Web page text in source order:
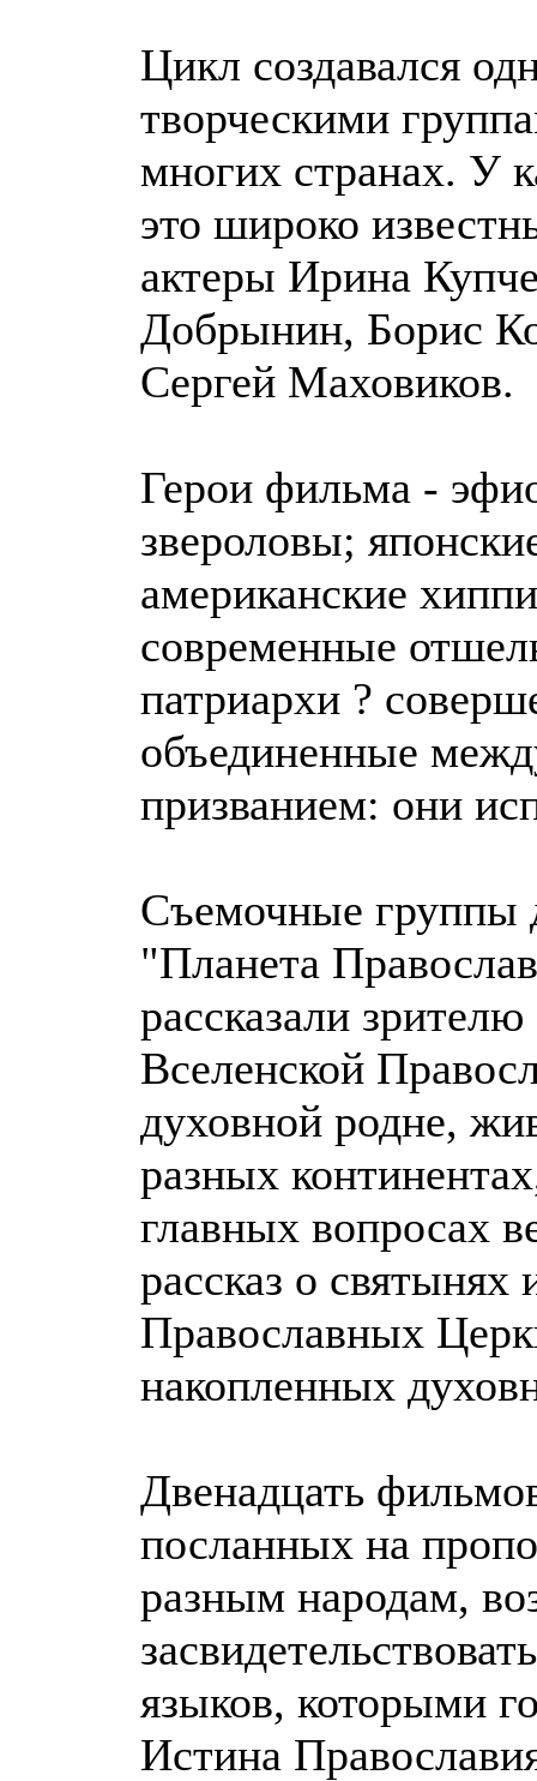
Цикл создавался
творческими
многих странах. У
это широко
актеры Ирина
Добрынин, Борис
Сергей Маховиков.
Герои фильма -
звероловы;
американские
современные
патриархи ?
объединенные
призванием: они
Съемочные группы
"Планета
рассказали
Вселенской
духовной родне,
разных
главных вопросах
рассказ о
Православных
накопленных
Двенадцать
посланных на
разным народам,
языков, которыми
Истина